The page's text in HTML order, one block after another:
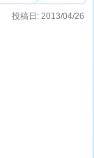
投稿日: 2013/04/26